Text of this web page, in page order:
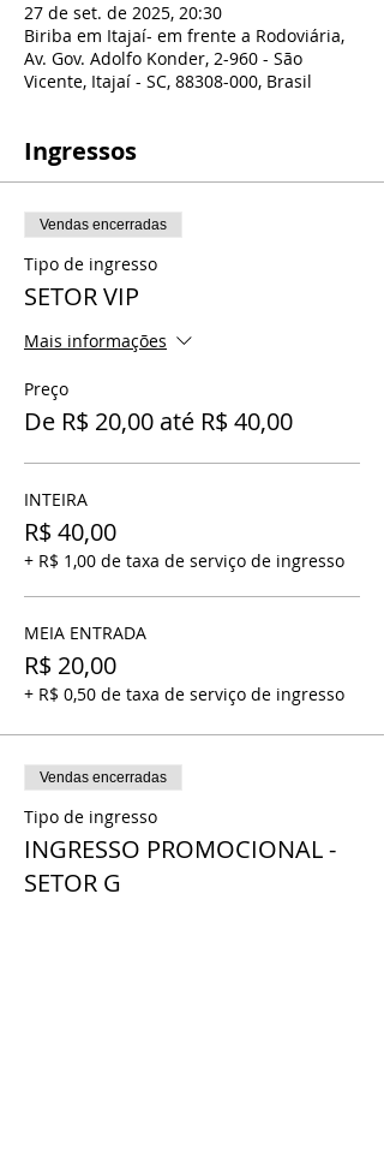
27 de set. de 2025, 20:30
Biriba em Itajaí- em frente a Rodoviária,
Av. Gov. Adolfo Konder, 2-960 - São
Vicente, Itajaí - SC, 88308-000, Brasil
Ingressos
Vendas encerradas
Tipo de ingresso
SETOR VIP
Mais informações
Preço
De R$ 20,00 até R$ 40,00
INTEIRA
R$ 40,00
+ R$ 1,00 de taxa de serviço de ingresso
MEIA ENTRADA
R$ 20,00
+ R$ 0,50 de taxa de serviço de ingresso
Vendas encerradas
Tipo de ingresso
INGRESSO PROMOCIONAL -
SETOR G